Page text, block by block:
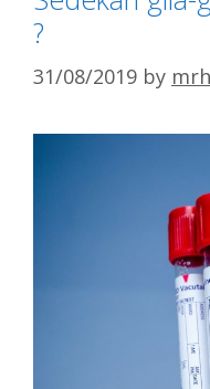
?
31/08/2019 by